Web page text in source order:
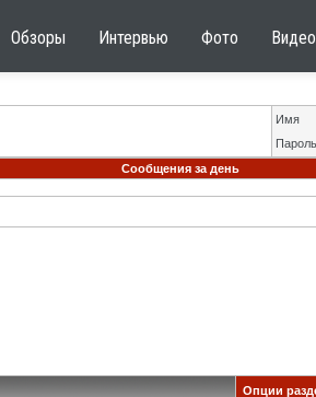
Обзоры Интервью Фото Видео
Имя
Пароль
Сообщения за день
Опции